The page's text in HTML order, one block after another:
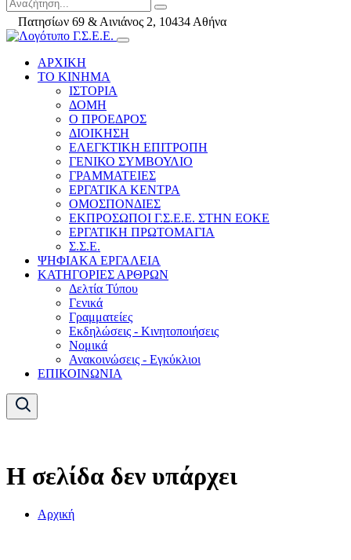
Πατησίων 69 & Αινιάνος 2, 10434 Αθήνα
ΑΡΧΙΚΗ
ΤΟ ΚΙΝΗΜΑ
ΙΣΤΟΡΙΑ
ΔΟΜΗ
Ο ΠΡΟΕΔΡΟΣ
ΔΙΟΙΚΗΣΗ
ΕΛΕΓΚΤΙΚΗ ΕΠΙΤΡΟΠΗ
ΓΕΝΙΚΟ ΣΥΜΒΟΥΛΙΟ
ΓΡΑΜΜΑΤΕΙΕΣ
ΕΡΓΑΤΙΚΑ ΚΕΝΤΡΑ
ΟΜΟΣΠΟΝΔΙΕΣ
ΕΚΠΡΟΣΩΠΟΙ Γ.Σ.Ε.Ε. ΣΤΗΝ ΕΟΚΕ
ΕΡΓΑΤΙΚΗ ΠΡΩΤΟΜΑΓΙΑ
Σ.Σ.Ε.
ΨΗΦΙΑΚΑ ΕΡΓΑΛΕΙΑ
ΚΑΤΗΓΟΡΙΕΣ ΑΡΘΡΩΝ
Δελτία Τύπου
Γενικά
Γραμματείες
Εκδηλώσεις - Κινητοποιήσεις
Νομικά
Ανακοινώσεις - Εγκύκλιοι
ΕΠΙΚΟΙΝΩΝΙΑ
Η σελίδα δεν υπάρχει
Αρχική